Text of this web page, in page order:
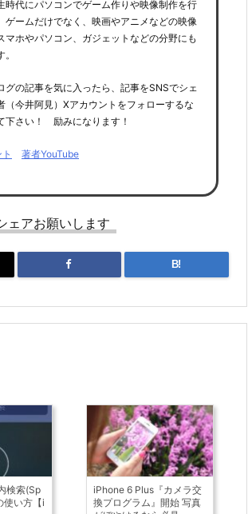
時代にパソコンでゲーム作りや映像制作を行
ゲームだけでなく、映画やアニメなどの映像
マホやパソコン、ガジェットなどの分野にも
グの記事を気に入ったら、記事をSNSでシェ
（今井阿見）Xアカウントをフォローするな
下さい！ 励みになります！
著者YouTube
ェアお願いします
B!
検索(Sp
使い方【i
iPhone 6 Plus『カメラ交
換プログラム』開始 写真